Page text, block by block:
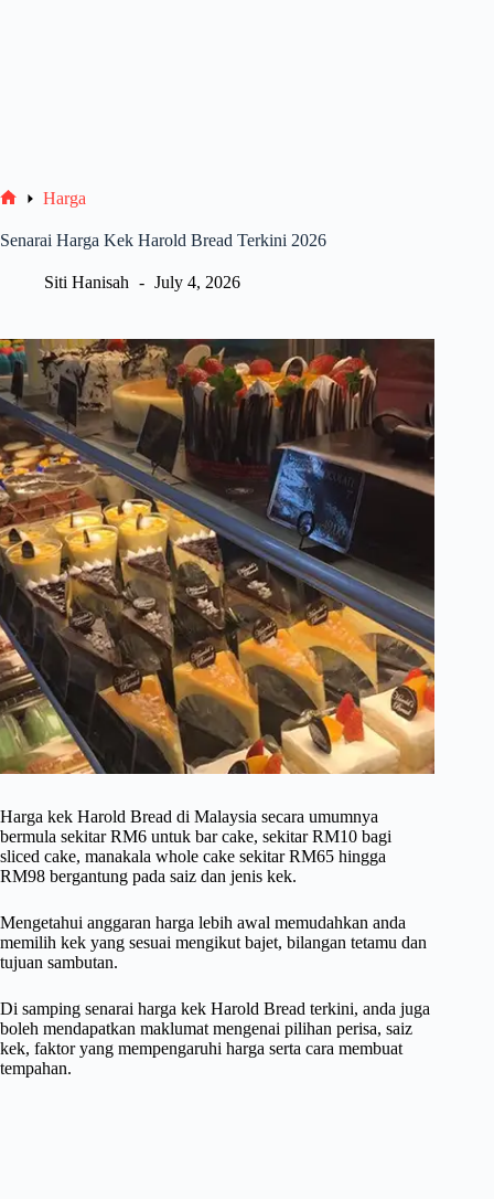
Harga
Senarai Harga Kek Harold Bread Terkini 2026
Siti Hanisah July 4, 2026
Harga kek Harold Bread di Malaysia secara umumnya
bermula sekitar RM6 untuk bar cake, sekitar RM10 bagi
sliced cake, manakala whole cake sekitar RM65 hingga
RM98 bergantung pada saiz dan jenis kek.
Mengetahui anggaran harga lebih awal memudahkan anda
memilih kek yang sesuai mengikut bajet, bilangan tetamu dan
tujuan sambutan.
Di samping senarai harga kek Harold Bread terkini, anda juga
boleh mendapatkan maklumat mengenai pilihan perisa, saiz
kek, faktor yang mempengaruhi harga serta cara membuat
tempahan.